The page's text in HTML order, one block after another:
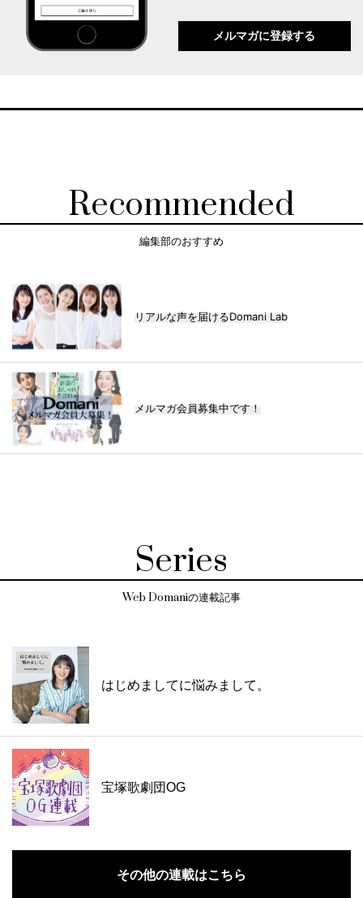
メルマガに登録する
Recommended
編集部のおすすめ
リアルな声を届けるDomani Lab
メルマガ会員募集中です！
Series
Web Domaniの連載記事
はじめましてに悩みまして。
宝塚歌劇団OG
その他の連載はこちら